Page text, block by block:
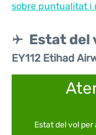
sobre puntualitat i
Estat del
EY112 Etihad
Estat del vol